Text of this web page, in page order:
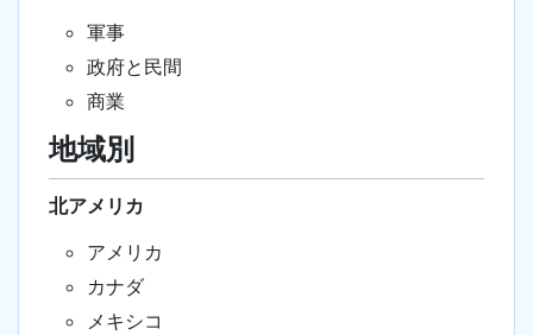
軍事
政府と民間
商業
地域別
北アメリカ
アメリカ
カナダ
メキシコ